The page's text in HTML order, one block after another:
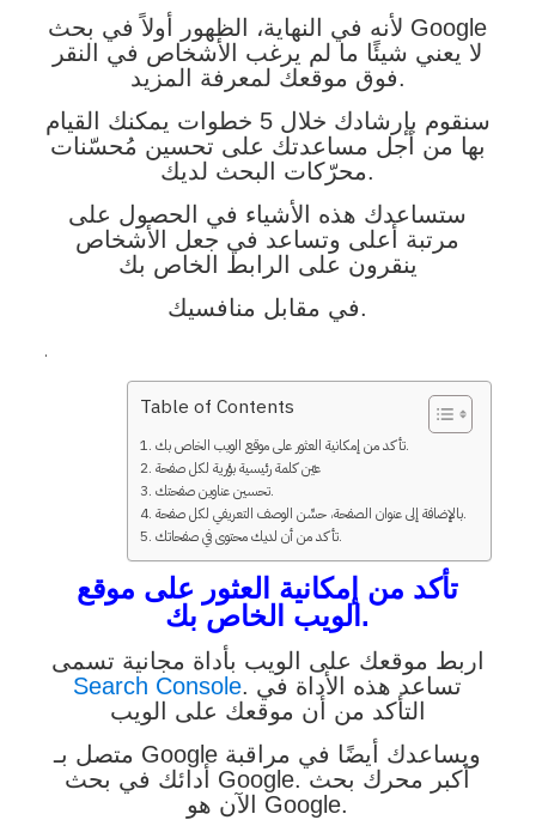
لأنه في النهاية، الظهور أولاً في بحث Google
لا يعني شيئًا ما لم يرغب الأشخاص في النقر
فوق موقعك لمعرفة المزيد.
سنقوم بإرشادك خلال 5 خطوات يمكنك القيام
بها من أجل مساعدتك على تحسين مُحسّنات
محرّكات البحث لديك.
ستساعدك هذه الأشياء في الحصول على
مرتبة أعلى وتساعد في جعل الأشخاص
ينقرون على الرابط الخاص بك
في مقابل منافسيك.
.
Table of Contents
تأكد من إمكانية العثور على موقع الويب الخاص بك.
عيّن كلمة رئيسية بؤرية لكل صفحة
تحسين عناوين صفحتك.
بالإضافة إلى عنوان الصفحة، حسِّن الوصف التعريفي لكل صفحة.
تأكد من أن لديك محتوى في صفحاتك.
تأكد من إمكانية العثور على موقع
الويب الخاص بك.
اربط موقعك على الويب بأداة مجانية تسمى
Search Console. تساعد هذه الأداة في
التأكد من أن موقعك على الويب
متصل بـ Google ويساعدك أيضًا في مراقبة
أدائك في بحث Google. أكبر محرك بحث
الآن هو Google.